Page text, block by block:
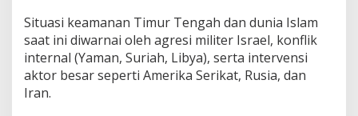
e
r
h
a
Situasi keamanan Timur Tengah dan dunia Islam
saat ini diwarnai oleh agresi militer Israel, konflik
internal (Yaman, Suriah, Libya), serta intervensi
aktor besar seperti Amerika Serikat, Rusia, dan
Iran.